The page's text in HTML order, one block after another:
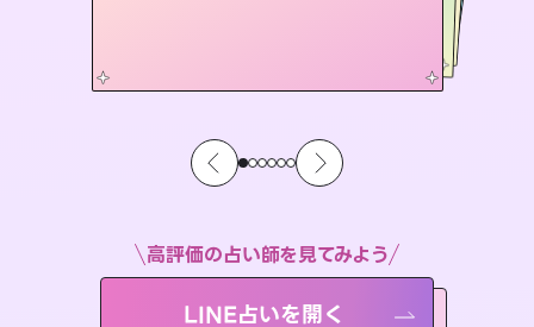
高評価の占い師を見てみよう
LINE占いを開く